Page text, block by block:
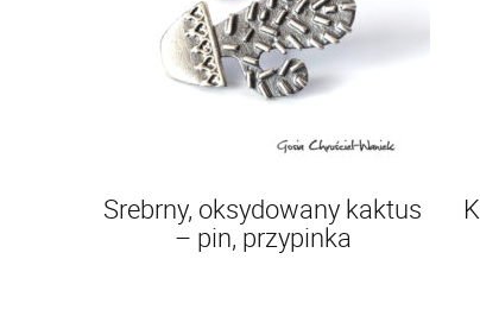
Srebrny, oksydowany kaktus
– pin, przypinka